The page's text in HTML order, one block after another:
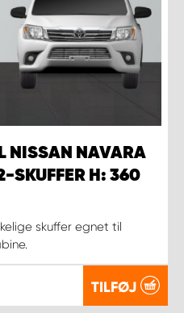
NISSAN NAVARA
SKUFFER H: 360
skuffer egnet til
TILFØJ